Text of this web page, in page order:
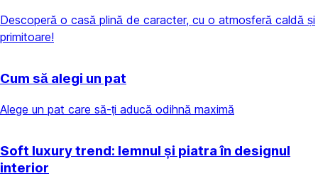
Descoperă o casă plină de caracter, cu o atmosferă caldă și
primitoare!
Cum să alegi un pat
Alege un pat care să-ți aducă odihnă maximă
Soft luxury trend: lemnul și piatra în designul
interior